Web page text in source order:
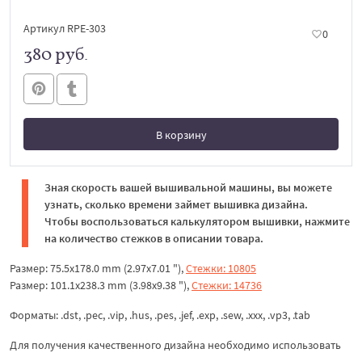
Артикул RPE-303 0
380 руб.
В корзину
В корзине
Зная скорость вашей вышивальной машины, вы можете
узнать, сколько времени займет вышивка дизайна.
Чтобы воспользоваться калькулятором вышивки, нажмите
на количество стежков в описании товара.
Размер: 75.5x178.0 mm (2.97x7.01 "),Стежки: 10805
Размер: 101.1x238.3 mm (3.98x9.38 "),Стежки: 14736
Форматы: .dst, .pec, .vip, .hus, .pes, .jef, .exp, .sew, .xxx, .vp3, .tab
Для получения качественного дизайна необходимо использовать